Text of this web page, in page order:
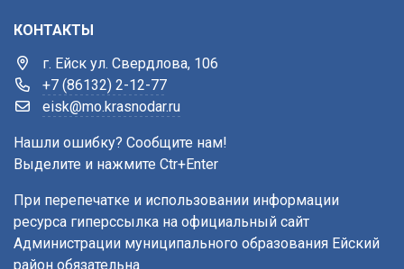
КОНТАКТЫ
г. Ейск ул. Свердлова, 106
+7 (86132) 2-12-77
eisk@mo.krasnodar.ru
Нашли ошибку? Сообщите нам!
Выделите и нажмите Ctr+Enter
При перепечатке и использовании информации
ресурса гиперссылка на официальный сайт
Администрации муниципального образования Ейский
район обязательна